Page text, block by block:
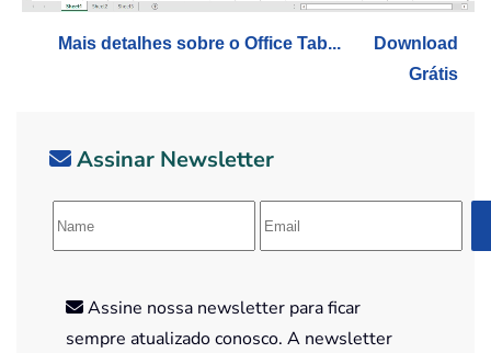
Mais detalhes sobre o Office Tab...
Download
Grátis
Assinar Newsletter
Assine nossa newsletter para ficar
sempre atualizado conosco. A newsletter